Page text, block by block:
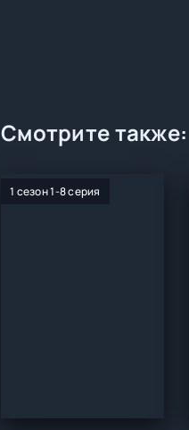
Смотрите также:
1 сезон 1-8 серия